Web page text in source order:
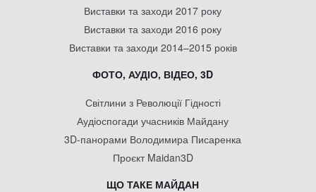
Виставки та заходи 2017 року
Виставки та заходи 2016 року
Виставки та заходи 2014–2015 років
ФОТО, АУДІО, ВІДЕО, 3D
Світлини з Революції Гідності
Аудіоспогади учасників Майдану
3D-панорами Володимира Писаренка
Проєкт Maidan3D
ЩО ТАКЕ МАЙДАН